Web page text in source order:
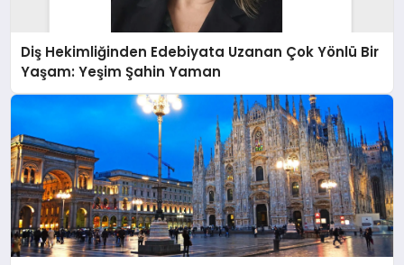
Diş Hekimliğinden Edebiyata Uzanan Çok Yönlü Bir
Yaşam: Yeşim Şahin Yaman